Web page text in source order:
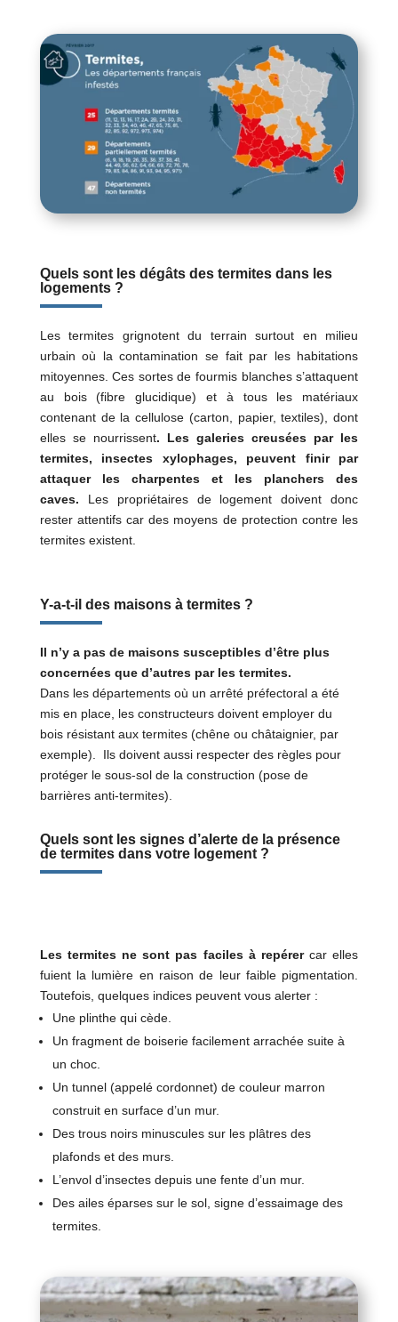
Quels sont les dégâts des termites dans les
logements ?
Les termites grignotent du terrain surtout en milieu
urbain où la contamination se fait par les habitations
mitoyennes. Ces sortes de fourmis blanches s’attaquent
au bois (fibre glucidique) et à tous les matériaux
contenant de la cellulose (carton, papier, textiles), dont
elles se nourrissent. Les galeries creusées par les
termites, insectes xylophages, peuvent finir par
attaquer les charpentes et les planchers des
caves. Les propriétaires de logement doivent donc
rester attentifs car des moyens de protection contre les
termites existent.
Y-a-t-il des maisons à termites ?
Il n’y a pas de maisons susceptibles d’être plus
concernées que d’autres par les termites.
Dans les départements où un arrêté préfectoral a été
mis en place, les constructeurs doivent employer du
bois résistant aux termites (chêne ou châtaignier, par
exemple). Ils doivent aussi respecter des règles pour
protéger le sous-sol de la construction (pose de
barrières anti-termites).
Quels sont les signes d’alerte de la présence
de termites dans votre logement ?
Les termites ne sont pas faciles à repérercar elles
fuient la lumière en raison de leur faible pigmentation.
Toutefois, quelques indices peuvent vous alerter :
Une plinthe qui cède.
Un fragment de boiserie facilement arrachée suite à
un choc.
Un tunnel (appelé cordonnet) de couleur marron
construit en surface d’un mur.
Des trous noirs minuscules sur les plâtres des
plafonds et des murs.
L’envol d’insectes depuis une fente d’un mur.
Des ailes éparses sur le sol, signe d’essaimage des
termites.